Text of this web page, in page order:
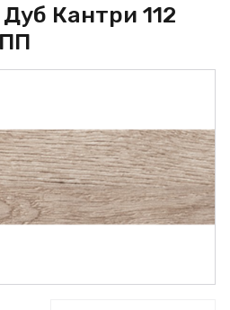
Кантри 112